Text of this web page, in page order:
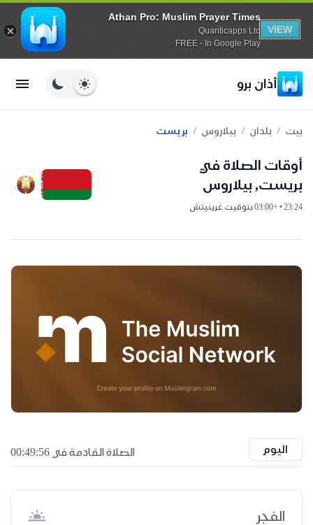
Athan Pro: Muslim Prayer Times
Quanticapps Ltd
FREE - In Google Play
VIEW
أذان برو
بيت / بلدان / بيلاروس / بريست
أوقات الصلاة في
بريست, بيلاروس
23:24 • +03:00 بتوقيت غرينيتش
اليوم الصلاة القادمة في 00:49:55
الفجر